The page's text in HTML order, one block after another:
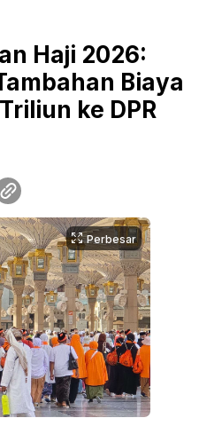
Haji 2026:
Biaya
ke DPR
Perbesar